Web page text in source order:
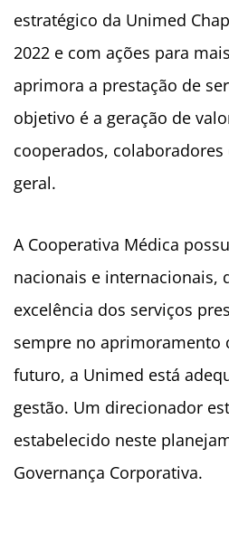
estratégico da Unimed
2022 e com ações para
aprimora a prestação de
objetivo é a geração de
cooperados, colaboradores
geral.
A Cooperativa Médica
nacionais e internacionais,
excelência dos serviços
sempre no aprimoramento
futuro, a Unimed está
gestão. Um direcionador
estabelecido neste
Governança Corporativa.